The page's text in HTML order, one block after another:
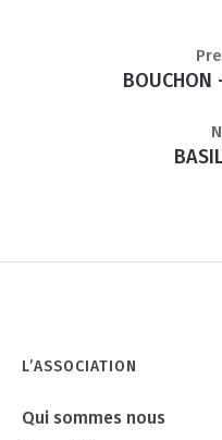
L’ASSOCIATION
Qui sommes nous